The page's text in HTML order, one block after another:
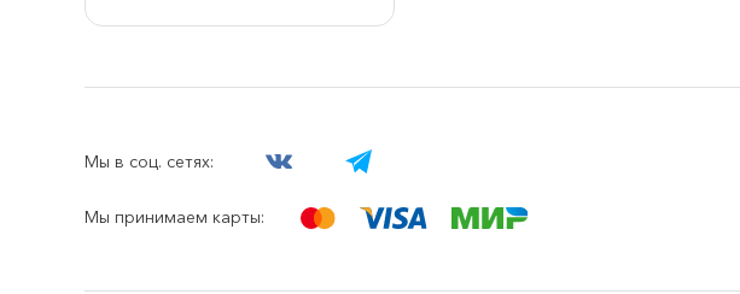
Мы в соц. сетях:
Мы принимаем карты: